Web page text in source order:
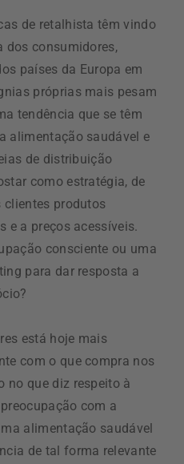
de retalhista têm vindo
dos consumidores,
países da Europa em
próprias mais pesam
tendência que se têm
alimentação saudável e
de distribuição
como estratégia, de
clientes produtos
e a preços acessíveis.
consciente ou uma
para dar resposta a
está hoje mais
com o que compra nos
no que diz respeito à
com a
alimentação saudável
de tal forma relevante